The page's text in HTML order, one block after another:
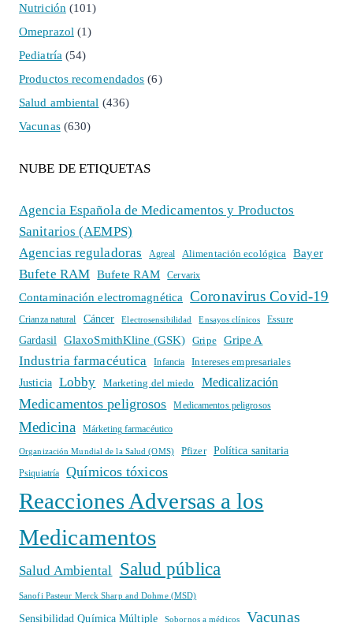
Nutrición (101)
Omeprazol (1)
Pediatría (54)
Productos recomendados (6)
Salud ambiental (436)
Vacunas(630)
NUBE DE ETIQUETAS
Agencia Española de Medicamentos y Productos
Sanitarios (AEMPS)
Agencias reguladoras
Agreal Alimentación ecológica Bayer
Bufete RAM Bufete RAM Cervarix
Contaminación electromagnética Coronavirus Covid-19
Crianza natural Cáncer Electrosensibilidad Ensayos clínicos Essure
Gardasil GlaxoSmithKline (GSK) Gripe Gripe A
Industria farmacéutica Infancia
Intereses empresariales
Justicia
Lobby Marketing del miedo Medicalización
Medicamentos peligrosos Medicamentos peligrosos
Medicina Márketing farmacéutico
Organización Mundial de la Salud (OMS) Pfizer Política sanitaria
Psiquiatría Químicos tóxicos
Reacciones Adversas a los
Medicamentos
Salud Ambiental Salud pública
Sanofi Pasteur Merck Sharp and Dohme (MSD)
Sensibilidad Química Múltiple Sobornos a médicos Vacunas